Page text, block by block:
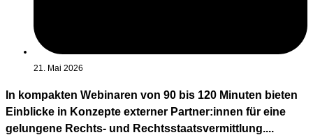
21. Mai 2026
In kompakten Webinaren von 90 bis 120 Minuten bieten
Einblicke in Konzepte externer Partner:innen für eine
gelungene Rechts- und Rechtsstaatsvermittlung....